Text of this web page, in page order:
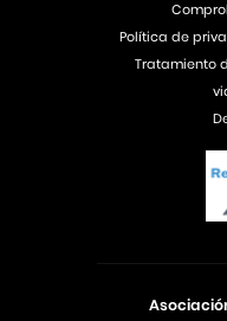
Política de
Tratamiento